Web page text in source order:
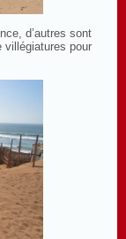
d’autres sont
villégiatures pour